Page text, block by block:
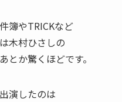
簿やTRICKなど
木村ひさしの
とか驚くほどです。
演したのは